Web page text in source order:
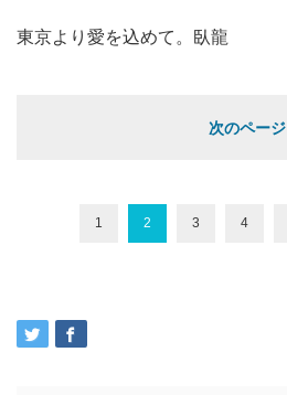
東京より愛を込めて。臥龍
次のページ
1 2 3 4